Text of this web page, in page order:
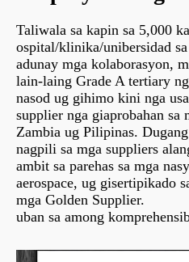
Taliwala sa kapin sa 5,000 ka
ospital/klinika/unibersidad
adunay mga kolaborasyon,
lain-laing Grade A tertiary
nasod ug gihimo kini nga
supplier nga giaprobahan sa
Zambia ug Pilipinas.
nagpili sa mga suppliers
ambit sa parehas sa mga
aerospace, ug gisertipikado
mga Golden Supplier.
uban sa among